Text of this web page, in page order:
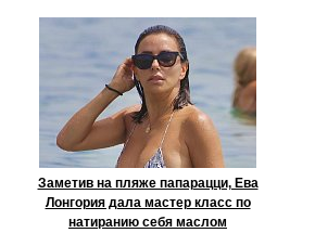
Заметив на пляже папарацци, Ева
Лонгория дала мастер класс по
натиранию себя маслом